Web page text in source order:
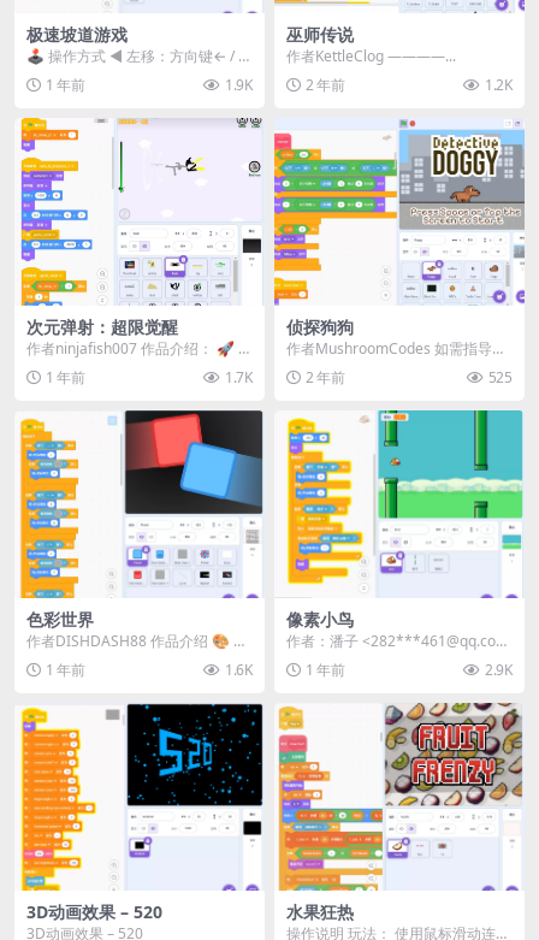
极速坡道游戏
​​🕹️ 操作方式​​ ◀️ 左移：方向键← / A
键 ▶️ 右移：方向键→ /...
1 年前 1.9K
巫师传说
作者KettleClog ————...
2 年前
1.2K
次元弹射：超限觉醒
作者ninjafish007 作品介绍： 🚀 集
结全宇宙动漫战力，突破物理法则
的...1 年前 1.7K
侦探狗狗
作者MushroomCodes 如需指导，
请遵循以下说明： 使用箭头键或手
机控件...
2 年前 525
色彩世界
作者DISHDASH88 作品介绍 🎨 ​​用
色彩改变世界规则，挑战独特解谜
体验...1 年前 1.6K
像素小鸟
作者：潘子 <282***461@qq.com
> | 站内用户投稿 ...
1 年前 2.9K
3D动画效果 – 520
3D动画效果 – 520
水果狂热
操作说明 玩法： 使用鼠标滑动连接